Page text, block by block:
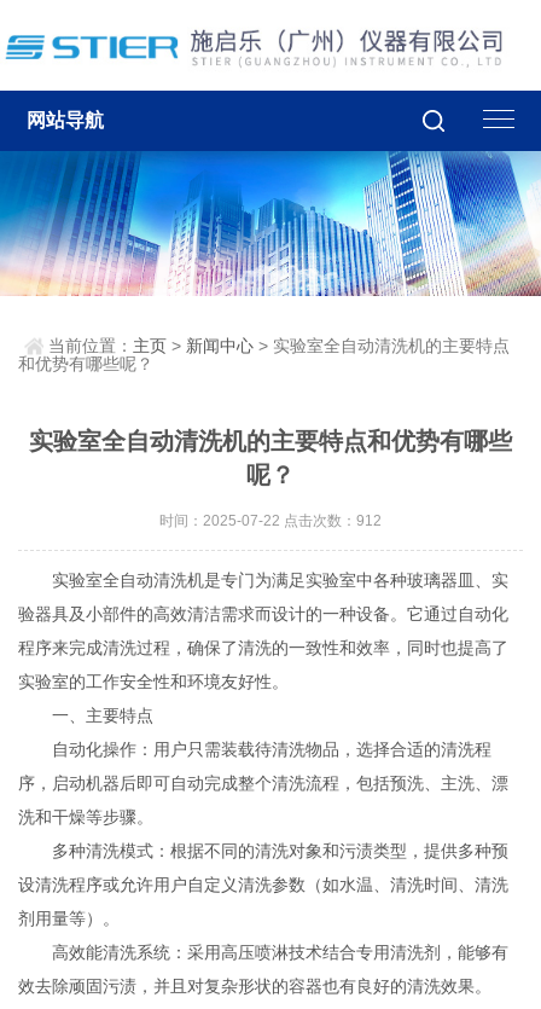
网站导航
当前位置： 主页 > 新闻中心 > 实验室全自动清洗机的主要特点
和优势有哪些呢？
实验室全自动清洗机的主要特点和优势有哪些
呢？
时间：2025-07-22 点击次数：912
实验室全自动清洗机是专门为满足实验室中各种玻璃器皿、实
验器具及小部件的高效清洁需求而设计的一种设备。它通过自动化
程序来完成清洗过程，确保了清洗的一致性和效率，同时也提高了
实验室的工作安全性和环境友好性。
一、主要特点
自动化操作：用户只需装载待清洗物品，选择合适的清洗程
序，启动机器后即可自动完成整个清洗流程，包括预洗、主洗、漂
洗和干燥等步骤。
多种清洗模式：根据不同的清洗对象和污渍类型，提供多种预
设清洗程序或允许用户自定义清洗参数（如水温、清洗时间、清洗
剂用量等）。
高效能清洗系统：采用高压喷淋技术结合专用清洗剂，能够有
效去除顽固污渍，并且对复杂形状的容器也有良好的清洗效果。